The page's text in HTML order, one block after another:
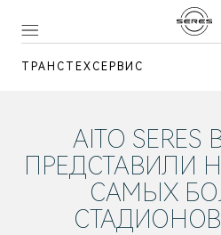
ТРАНСТЕХСЕРВИС
AITO
ПРЕДСТАВИЛИ
САМЫХ